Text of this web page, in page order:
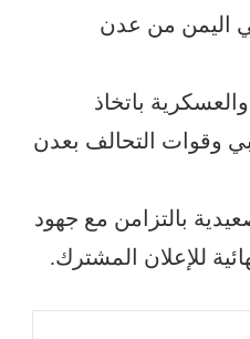
اليمن من عدن
باتخاذ
وقوات التحالف بعدن
بالتزامن مع جهود
للإعلان المشترك.